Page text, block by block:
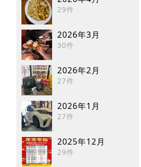
29件
2026年3月
30件
2026年2月
27件
2026年1月
27件
2025年12月
29件